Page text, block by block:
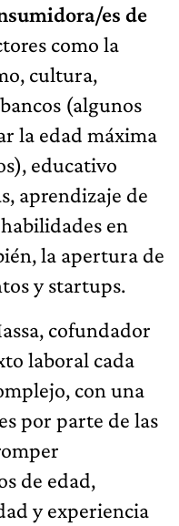
es de
como la
cultura,
(algunos
la edad máxima
educativo
aprendizaje de
en
la apertura de
y startups.
cofundador
laboral cada
con una
por parte de las
de edad,
y experiencia